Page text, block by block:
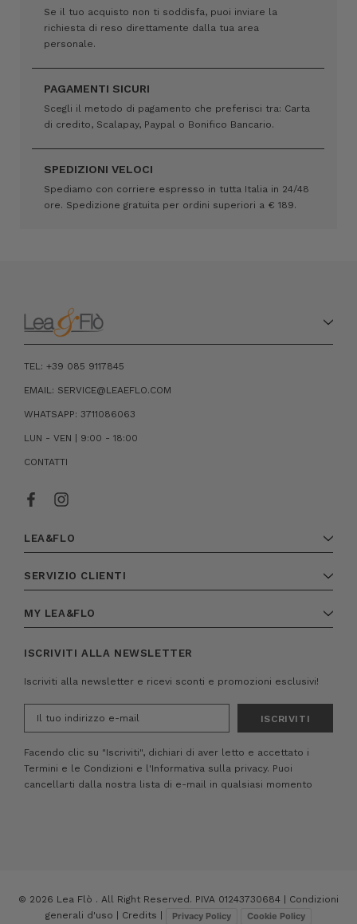
Se il tuo acquisto non ti soddisfa, puoi inviare la
richiesta di reso direttamente dalla tua area
personale.
PAGAMENTI SICURI
Scegli il metodo di pagamento che preferisci tra: Carta
di credito, Scalapay, Paypal o Bonifico Bancario.
SPEDIZIONI VELOCI
Spediamo con corriere espresso in tutta Italia in 24/48
ore. Spedizione gratuita per ordini superiori a € 189.
TEL: +39 085 9117845
EMAIL: SERVICE@LEAEFLO.COM
WHATSAPP: 3711086063
LUN - VEN | 9:00 - 18:00
CONTATTI
LEA&FLO
SERVIZIO CLIENTI
MY LEA&FLO
ISCRIVITI ALLA NEWSLETTER
Iscriviti alla newsletter e ricevi sconti e promozioni esclusivi!
Facendo clic su "Iscriviti", dichiari di aver letto e accettato i
Termini e le Condizioni e l'Informativa sulla privacy. Puoi
cancellarti dalla nostra lista di e-mail in qualsiasi momento
© 2026 Lea Flò . All Right Reserved. PIVA 01243730684 | Condizioni
generali d'uso
Credits Privacy Policy Cookie Policy